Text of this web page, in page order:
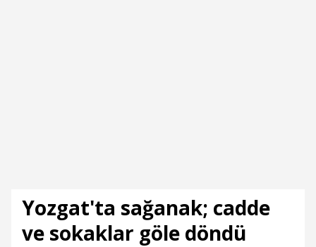
Yozgat'ta sağanak; cadde
ve sokaklar göle döndü